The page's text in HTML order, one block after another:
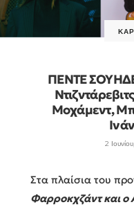
ΠΕΝΤΕ
Μοχάμεντ,
2
Στα πλαίσια του
Φαρροκχζάντ και